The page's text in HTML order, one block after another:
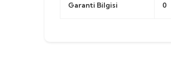
Garanti Bilgisi 0